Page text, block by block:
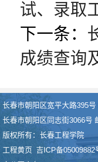
试、录取
下一条：
成绩查询
长春市朝阳区宽平大路395号
长春市朝阳区同志街3066号
版权所有：长春工程学院
工程黄页 吉ICP备05009882